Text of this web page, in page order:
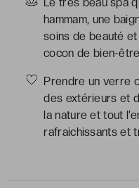
hammam, une
soins de beauté
cocon de bien-
Prendre un verre
des extérieurs et
la nature et tout
rafraichissants et